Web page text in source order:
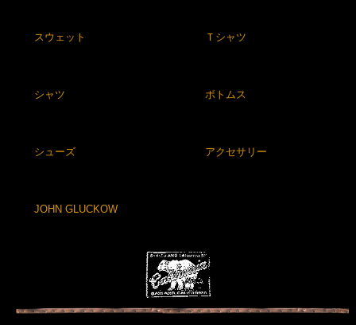
スウェット Ｔシャツ
シャツ ボトムス
シューズ アクセサリー
JOHN GLUCKOW